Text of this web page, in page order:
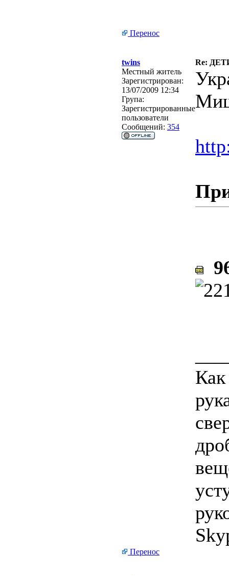
Перенос
twins
Re:
Местный житель
Зарегистрирован:
13/07/2009 12:34
Група:
Зарегистрированные
пользователи
Сообщений: 354
Перенос